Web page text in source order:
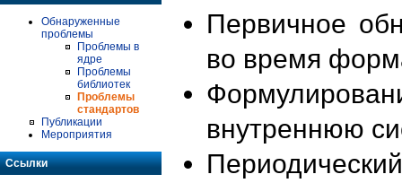
Обнаруженные
проблемы
Проблемы в
ядре
Проблемы
библиотек
Проблемы
стандартов
Публикации
Мероприятия
Ссылки
Первичное
во время
внутреннюю